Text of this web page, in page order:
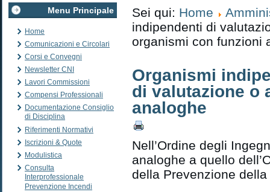
Menu Principale
Home
Comunicazioni e Circolari
Corsi e Convegni
Newsletter CNI
Lavori Commissioni
Compensi Professionali
Documentazione Consiglio
di Disciplina
Riferimenti Normativi
Iscrizioni & Quote
Modulistica
Consulta
Interprofessionale
Prevenzione Incendi
Sei qui: Home
indipendenti di
organismi con funzioni
Organismi
di valutazione o
analoghe
Nell’Ordine degli
analoghe a quello
della Prevenzione